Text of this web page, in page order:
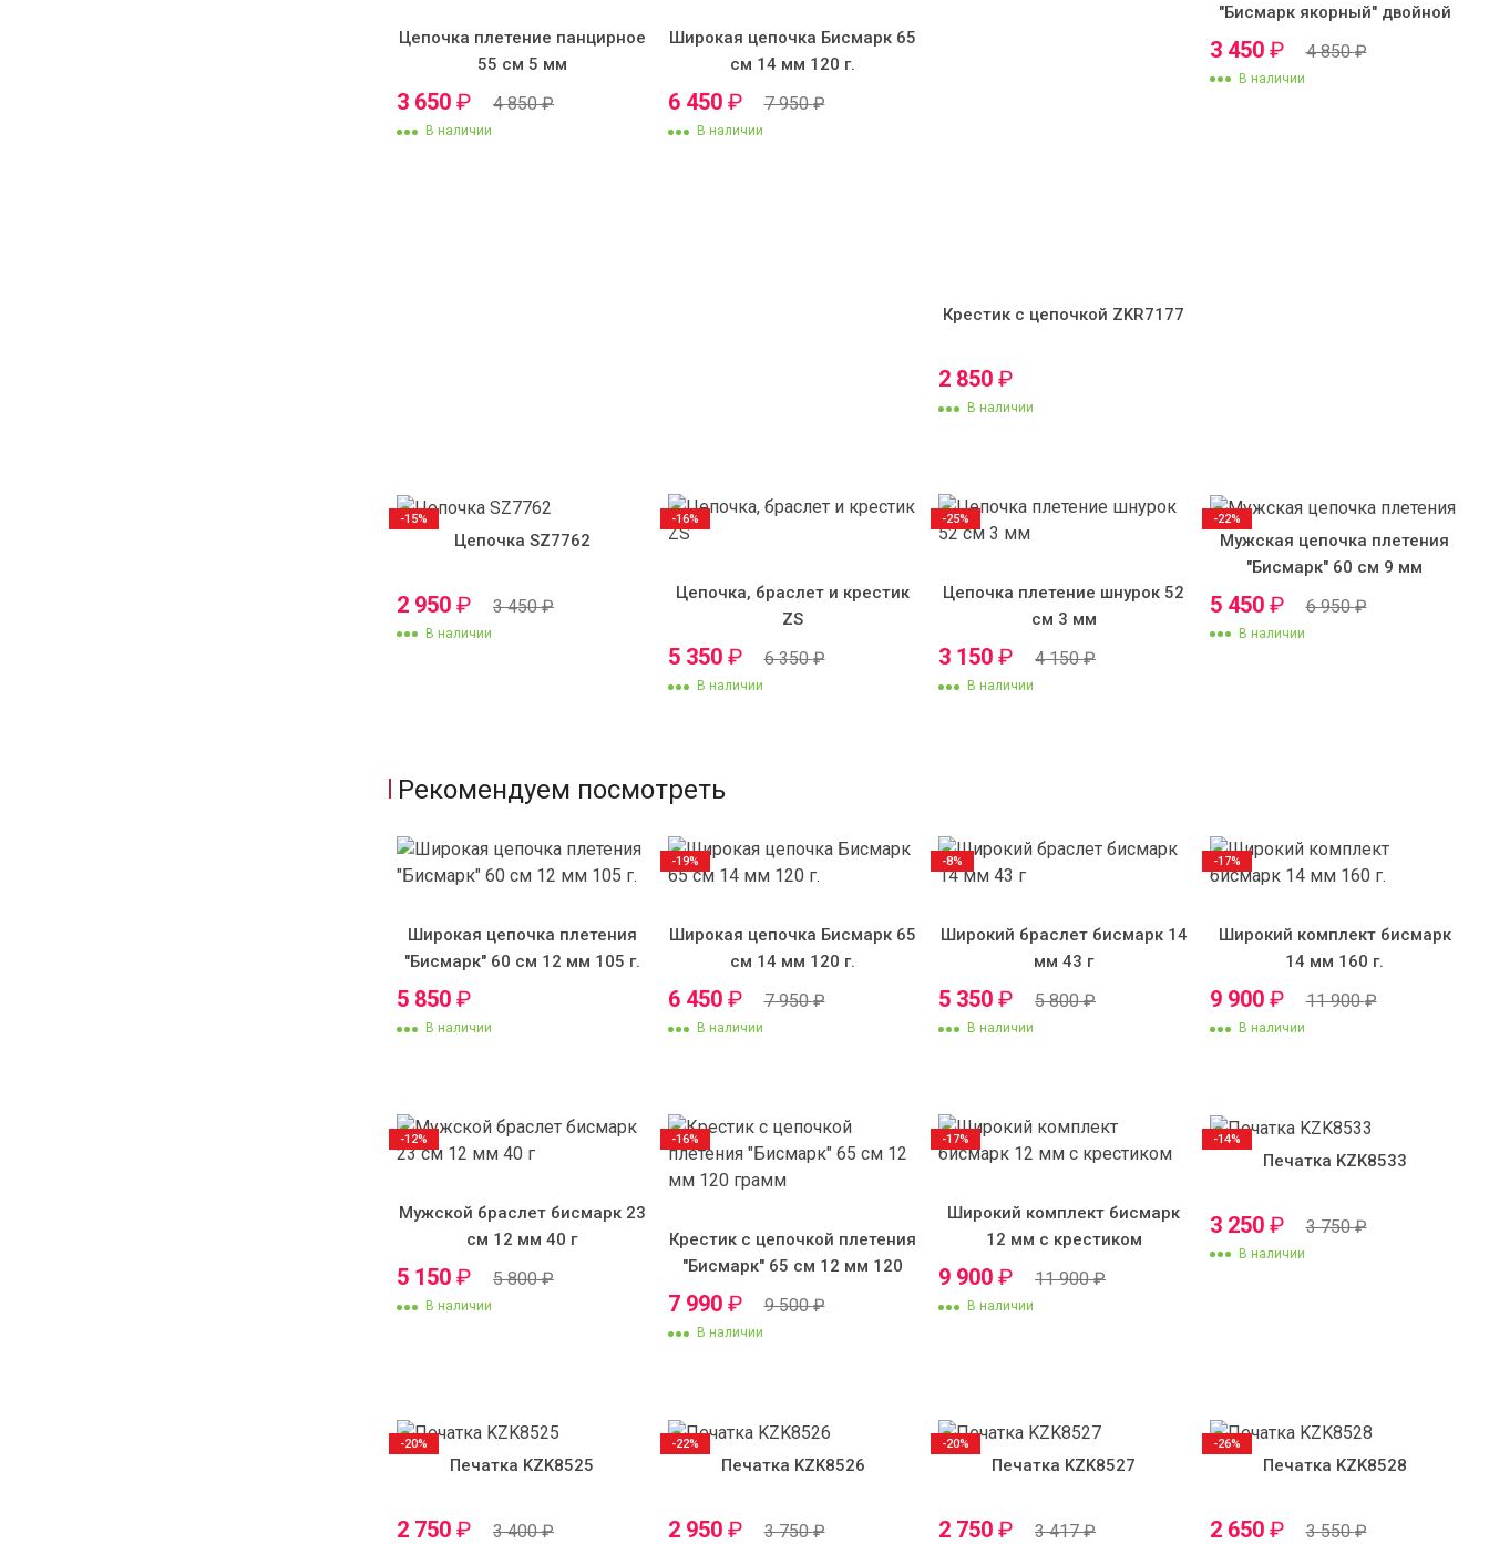
Цепочка плетение панцирное
55 см 5 мм
3 650 ₽ 4 850₽
В наличии
Широкая цепочка Бисмарк 65
см 14 мм 120 г.
6 450 ₽ 7 950₽
В наличии
Крестик с цепочкой ZKR7177
2 850 ₽
В наличии
"Бисмарк якорный" двойной
3 450 ₽ 4 850₽
В наличии
Цепочка SZ7762
2 950 ₽ 3 450₽
В наличии
-15%
Цепочка, браслет и крестик
ZS
5 350 ₽ 6 350₽
В наличии
-16%
Цепочка плетение шнурок 52
см 3 мм
3 150 ₽ 4 150₽
В наличии
-25%
Мужская цепочка плетения
"Бисмарк" 60 см 9 мм
5 450 ₽ 6 950₽
В наличии
-22%
Рекомендуем посмотреть
Широкая цепочка плетения
"Бисмарк" 60 см 12 мм 105 г.
5 850 ₽
В наличии
Широкая цепочка Бисмарк 65
см 14 мм 120 г.
6 450 ₽ 7 950₽
В наличии
-19%
Широкий браслет бисмарк 14
мм 43 г
5 350 ₽ 5 800₽
В наличии
-8%
Широкий комплект бисмарк
14 мм 160 г.
9 900 ₽ 11 900₽
В наличии
-17%
Мужской браслет бисмарк 23
см 12 мм 40 г
5 150 ₽ 5 800₽
В наличии
-12%
Крестик с цепочкой плетения
"Бисмарк" 65 см 12 мм 120
7 990 ₽ 9 500₽
В наличии
-16%
Широкий комплект бисмарк
12 мм с крестиком
9 900 ₽ 11 900₽
В наличии
-17%
Печатка KZK8533
3 250 ₽ 3 750₽
В наличии
-14%
Печатка KZK8525
2 750 ₽ 3 400₽
-20%
Печатка KZK8526
2 950 ₽ 3 750₽
-22%
Печатка KZK8527
2 750 ₽ 3 417₽
-20%
Печатка KZK8528
2 650 ₽ 3 550₽
-26%